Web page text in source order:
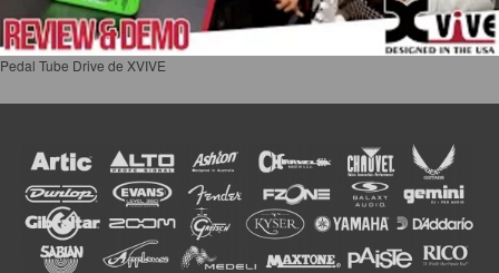
Pedal Tube Drive de XVIVE